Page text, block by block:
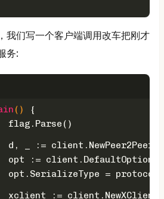
我们写一个客户端调用改车把刚才
务:
()
{
	flag.Parse()
d, _ :=
	opt := client.DefaultOption
opt.SerializeType =
	xclient := client.NewXClient(